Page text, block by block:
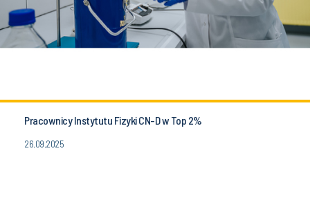
Pracownicy Instytutu Fizyki CN-D w Top 2%
26.09.2025